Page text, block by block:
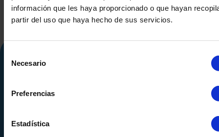
información que les haya proporcionado o que hayan
partir del uso que haya hecho de sus servicios.
Necesario
Preferencias
Estadística